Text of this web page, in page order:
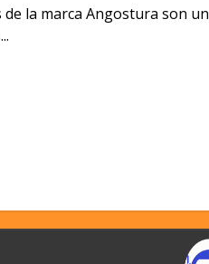
la marca Angostura son un